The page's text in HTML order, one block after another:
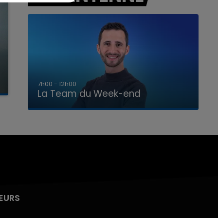
16h00 - 20h00
La Team du Week-end